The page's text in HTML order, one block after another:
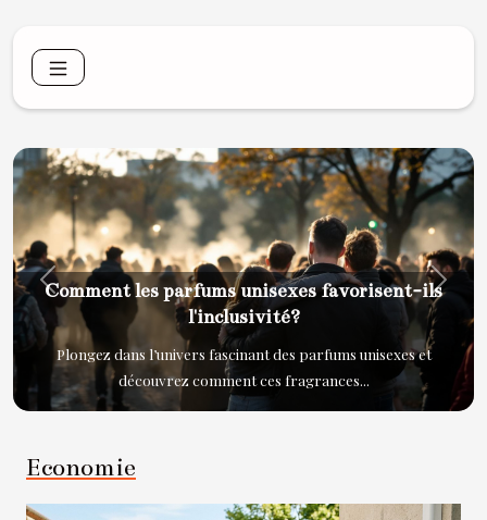
Comment les parfums unisexes favorisent-ils
l'inclusivité?
Plongez dans l’univers fascinant des parfums unisexes et
découvrez comment ces fragrances...
Previous Next
Economie